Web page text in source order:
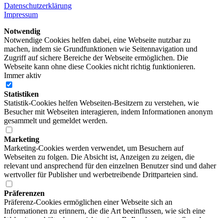
Datenschutzerklärung
Impressum
Notwendig
Notwendige Cookies helfen dabei, eine Webseite nutzbar zu
machen, indem sie Grundfunktionen wie Seitennavigation und
Zugriff auf sichere Bereiche der Webseite ermöglichen. Die
Webseite kann ohne diese Cookies nicht richtig funktionieren.
Immer aktiv
Statistiken
Statistik-Cookies helfen Webseiten-Besitzern zu verstehen, wie
Besucher mit Webseiten interagieren, indem Informationen anonym
gesammelt und gemeldet werden.
Marketing
Marketing-Cookies werden verwendet, um Besuchern auf
Webseiten zu folgen. Die Absicht ist, Anzeigen zu zeigen, die
relevant und ansprechend für den einzelnen Benutzer sind und daher
wertvoller für Publisher und werbetreibende Drittparteien sind.
Präferenzen
Präferenz-Cookies ermöglichen einer Webseite sich an
Informationen zu erinnern, die die Art beeinflussen, wie sich eine